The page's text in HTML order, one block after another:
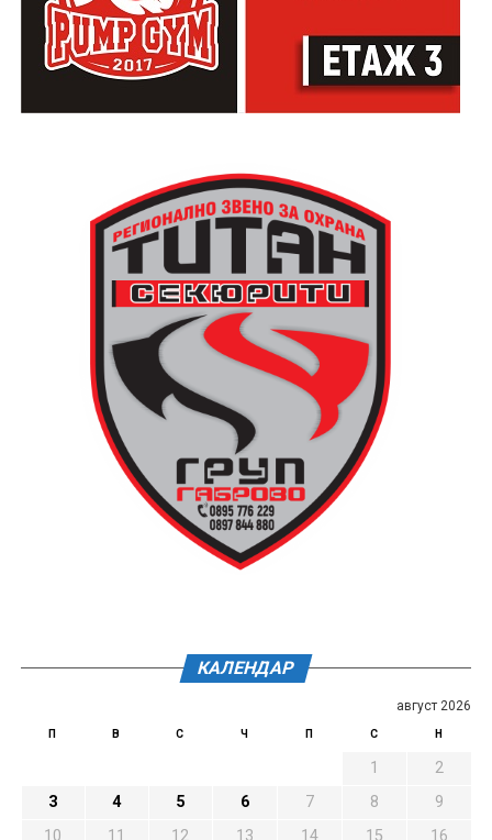
КАЛЕНДАР
август 2026
П В С Ч П С Н
1
2
3
4 5 6 7 8
9